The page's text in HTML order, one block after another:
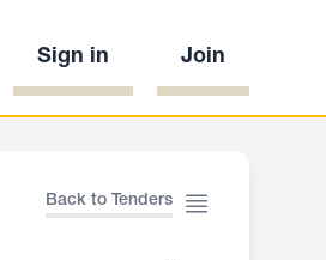
Sign in Join
Back to Tenders